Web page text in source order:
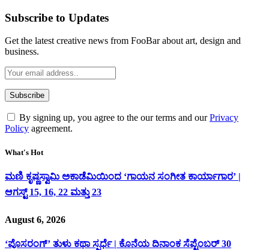
Subscribe to Updates
Get the latest creative news from FooBar about art, design and
business.
By signing up, you agree to the our terms and ourPrivacy
Policy agreement.
What's Hot
ಮಣಿ ಕೃಷ್ಣಸ್ವಾಮಿ ಅಕಾಡೆಮಿಯಿಂದ ‘ಗಾಯನ ಸಂಗೀತ ಕಾರ್ಯಾಗಾರ’ |
ಆಗಸ್ಟ್ 15, 16, 22 ಮತ್ತು 23
August 6, 2026
‘ಪೊಸರಂಗ್’ ತುಳು ಕಥಾ ಸ್ಪರ್ಧೆ | ಕೊನೆಯ ದಿನಾಂಕ ಸೆಪ್ಟೆಂಬರ್ 30